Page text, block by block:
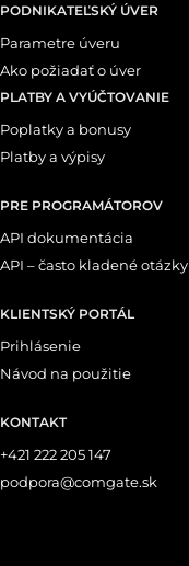
PODNIKATEĽSKÝ ÚVER
Parametre úveru
Ako požiadať o úver
PLATBY A VYÚČTOVANIE
Poplatky a bonusy
Platby a výpisy
PRE PROGRAMÁTOROV
API dokumentácia
API – často kladené otázky
KLIENTSKÝ PORTÁL
Prihlásenie
Návod na použitie
KONTAKT
+421 222 205 147
podpora@comgate.sk